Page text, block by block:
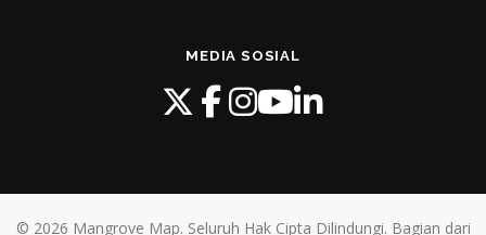
MEDIA SOSIAL